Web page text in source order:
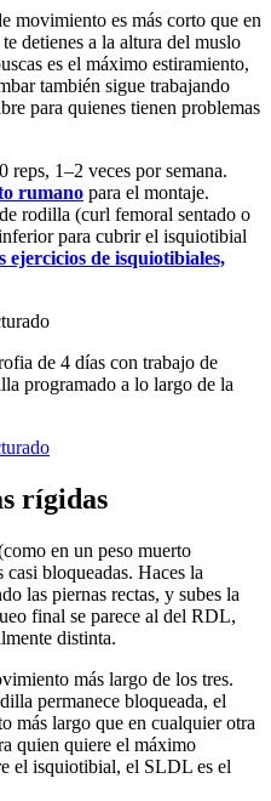
movimiento es más corto que en
detienes a la altura del muslo
es el máximo estiramiento,
también sigue trabajando
para quienes tienen problemas
reps, 1–2 veces por semana.
rumano para el montaje.
rodilla (curl femoral sentado o
para cubrir el isquiotibial
ejercicios de isquiotibiales,
de 4 días con trabajo de
programado a lo largo de la
rígidas
en un peso muerto
bloqueadas. Haces la
las piernas rectas, y subes la
final se parece al del RDL,
distinta.
más largo de los tres.
permanece bloqueada, el
más largo que en cualquier otra
quien quiere el máximo
el isquiotibial, el SLDL es el